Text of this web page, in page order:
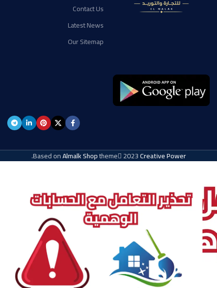
Contact Us
Latest News
Our Sitemap
Based onAlmalk Shoptheme 2023Creative Power
.